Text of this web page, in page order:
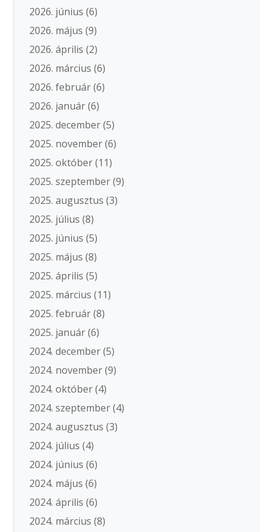
2026. június (6)
2026. május (9)
2026. április (2)
2026. március (6)
2026. február(6)
2026. január(6)
2025. december(5)
2025. november(6)
2025. október(11)
2025. szeptember(9)
2025. augusztus (3)
2025. július (8)
2025. június (5)
2025. május (8)
2025. április (5)
2025. március (11)
2025. február(8)
2025. január(6)
2024. december(5)
2024. november(9)
2024. október(4)
2024. szeptember(4)
2024. augusztus (3)
2024. július (4)
2024. június (6)
2024. május (6)
2024. április (6)
2024. március (8)